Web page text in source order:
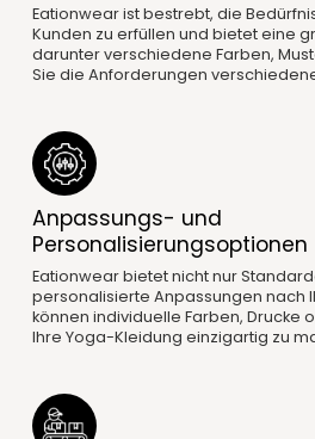
Eationwear ist bestrebt, die
Kunden zu erfüllen und bietet eine
darunter verschiedene Farben,
Sie die Anforderungen
Anpassungs- und
Personalisierungsoptionen
Eationwear bietet nicht nur
personalisierte Anpassungen nach
können individuelle Farben, Drucke
Ihre Yoga-Kleidung einzigartig zu